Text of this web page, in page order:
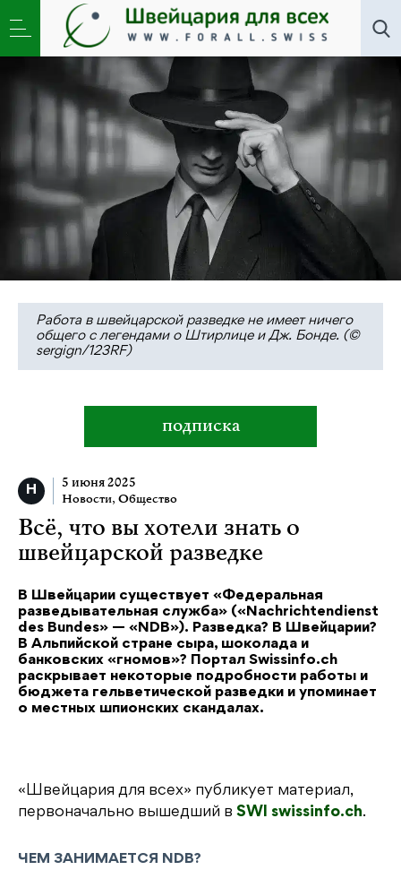
Новости, Общество»Всё, что вы хотели знать о
швейцарской разведке
Работа в швейцарской разведке не имеет ничего
общего с легендами о Штирлице и Дж. Бонде. (©
sergign/123RF)
подписка
5 июня 2025
Новости, Общество
Всё, что вы хотели знать о
швейцарской разведке
В Швейцарии существует «Федеральная
разведывательная служба» («Nachrichtendienst
des Bundes» — «NDB»). Разведка? В Швейцарии?
В Альпийской стране сыра, шоколада и
банковских «гномов»? Портал Swissinfo.ch
раскрывает некоторые подробности работы и
бюджета гельветической разведки и упоминает
о местных шпионских скандалах.
«Швейцария для всех» публикует материал,
первоначально вышедший в SWI swissinfo.ch.
ЧЕМ ЗАНИМАЕТСЯ NDB?